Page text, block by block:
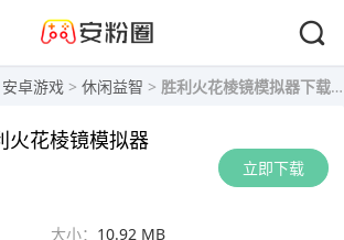
安卓游戏 > 休闲益智 > 胜利火花棱镜模拟器下载-胜利火花棱镜模拟器官方版 v1.5安卓版下载
立即下载
火花棱镜模拟器
大小： 10.92 MB